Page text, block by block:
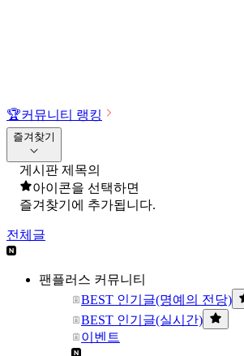
🏆커뮤니티 랭킹
즐겨찾기
게시판 제목의
아이콘을 선택하면
즐겨찾기에 추가됩니다.
전체글
팬플러스 커뮤니티
BEST 인기글(명예의 전당)
BEST 인기글(실시간)
이벤트